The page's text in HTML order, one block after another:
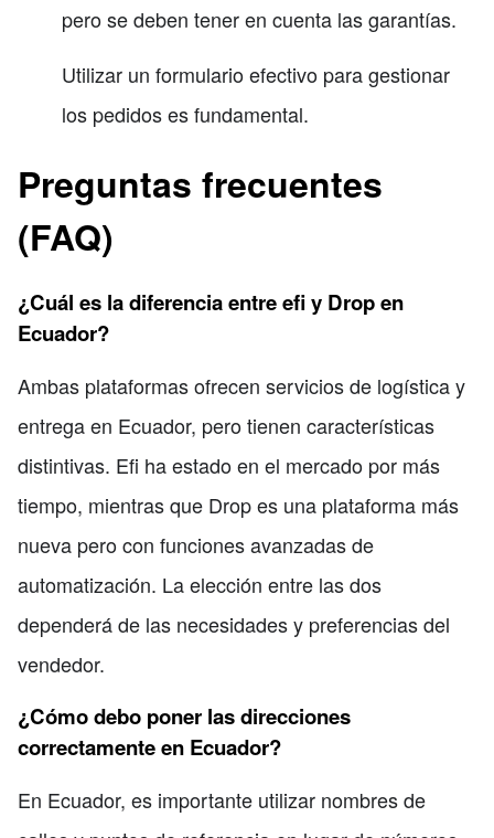
pero se deben tener en cuenta las garantías.
Utilizar un formulario efectivo para gestionar
los pedidos es fundamental.
Preguntas frecuentes
(FAQ)
¿Cuál es la diferencia entre efi y Drop en
Ecuador?
Ambas plataformas ofrecen servicios de logística y
entrega en Ecuador, pero tienen características
distintivas. Efi ha estado en el mercado por más
tiempo, mientras que Drop es una plataforma más
nueva pero con funciones avanzadas de
automatización. La elección entre las dos
dependerá de las necesidades y preferencias del
vendedor.
¿Cómo debo poner las direcciones
correctamente en Ecuador?
En Ecuador, es importante utilizar nombres de